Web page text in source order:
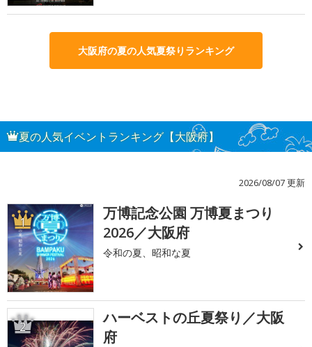
大阪府の夏の人気夏祭りランキング
夏の人気イベントランキング【大阪府】
2026/08/07 更新
1
万博記念公園 万博夏まつり
2026／大阪府
令和の夏、昭和な夏
2
ハーベストの丘夏祭り／大阪
府